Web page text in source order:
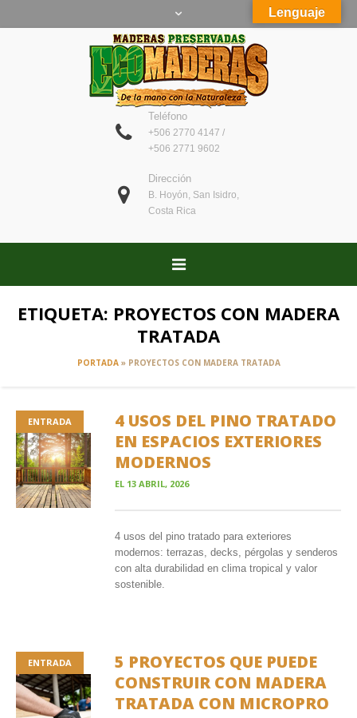
Teléfono
+506 2770 4147 /
+506 2771 9602
Dirección
B. Hoyón, San Isidro,
Costa Rica
ETIQUETA: PROYECTOS CON MADERA
TRATADA
PORTADA» PROYECTOS CON MADERA TRATADA
ENTRADA
4 USOS DEL PINO TRATADO
EN ESPACIOS EXTERIORES
MODERNOS
EL 13 ABRIL, 2026
4 usos del pino tratado para exteriores
modernos: terrazas, decks, pérgolas y senderos
con alta durabilidad en clima tropical y valor
sostenible.
ENTRADA
5 PROYECTOS QUE PUEDE
CONSTRUIR CON MADERA
TRATADA CON MICROPRO
Lenguaje